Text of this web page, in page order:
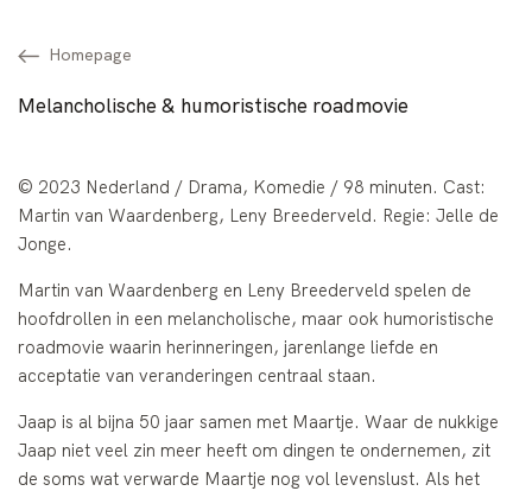
Homepage
Melancholische & humoristische roadmovie
© 2023 Nederland / Drama, Komedie / 98 minuten. Cast:
Martin van Waardenberg, Leny Breederveld. Regie: Jelle de
Jonge.
Martin van Waardenberg en Leny Breederveld spelen de
hoofdrollen in een melancholische, maar ook humoristische
roadmovie waarin herinneringen, jarenlange liefde en
acceptatie van veranderingen centraal staan.
Jaap is al bijna 50 jaar samen met Maartje. Waar de nukkige
Jaap niet veel zin meer heeft om dingen te ondernemen, zit
de soms wat verwarde Maartje nog vol levenslust. Als het